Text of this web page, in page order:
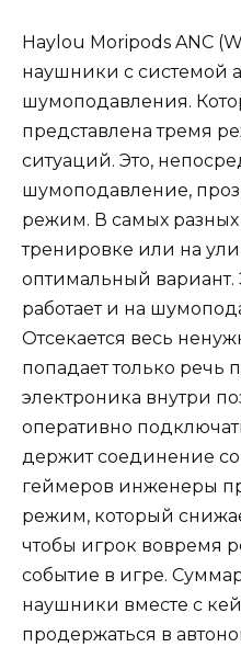
Haylou Moripods ANC
наушники с системой
шумоподавления.
представлена тремя
ситуаций. Это,
шумоподавление,
режим. В самых разных
тренировке или на
оптимальный вариант.
работает и на
Отсекается весь
попадает только речь
электроника внутри
оперативно
держит соединение
геймеров инженеры
режим, который
чтобы игрок вовремя
событие в игре.
наушники вместе с
продержаться в